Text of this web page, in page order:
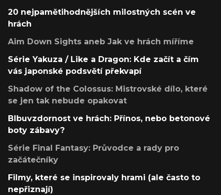
20 nejpamětihodnějších milostných scén ve
hrách
Aim Down Sights aneb Jak ve hrách míříme
Série Yakuza / Like a Dragon: Kde začít a čím
vás japonské podsvětí překvapí
Shadow of the Colossus: Mistrovské dílo, které
se jen tak nebude opakovat
Blbuvzdornost ve hrách: Přínos, nebo betonové
boty zábavy?
Série Final Fantasy: Průvodce a rady pro
začátečníky
Filmy, které se inspirovaly hrami (ale často to
nepřiznají)